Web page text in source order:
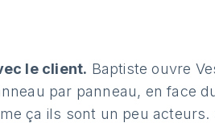
le client. Baptiste ouvre
par panneau, en face
ça ils sont un peu